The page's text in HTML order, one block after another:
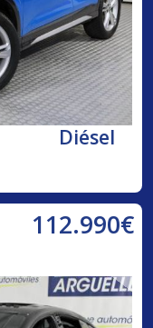
Diésel
112.990€